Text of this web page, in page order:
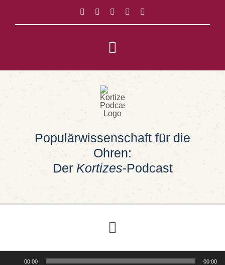
springen
Toggle
Navigation
Impressum
Datenschutz
Populärwissenschaft für die
Ohren:
Der Kortizes-Podcast
Toggle
Navigation
00:00 00:00